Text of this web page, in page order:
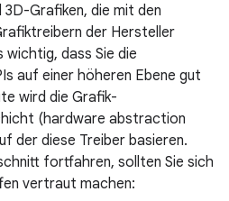
Grafiken, die mit den
der Hersteller
dass Sie die
auf einer höheren Ebene gut
wird die Grafik-
(hardware abstraction
der diese Treiber basieren.
fortfahren, sollten Sie sich
vertraut machen: